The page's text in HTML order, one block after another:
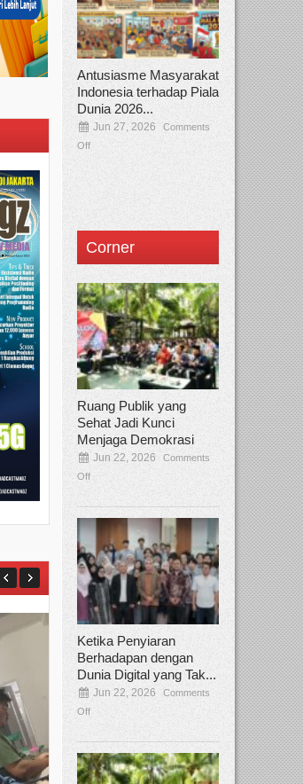
Antusiasme Masyarakat
Indonesia terhadap Piala
Dunia 2026...
Jun 27, 2026
Comments
Off
Corner
Ruang Publik yang
Sehat Jadi Kunci
Menjaga Demokrasi
Jun 22, 2026
Comments
Off
Ketika Penyiaran
Berhadapan dengan
Dunia Digital yang Tak...
Jun 22, 2026
Comments
Off